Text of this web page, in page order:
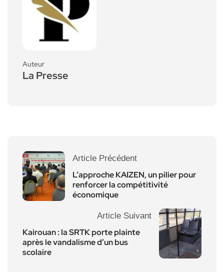
Auteur
La Presse
Article Précédent
L’approche KAIZEN, un pilier pour
renforcer la compétitivité
économique
Article Suivant
Kairouan : la SRTK porte plainte
après le vandalisme d’un bus
scolaire